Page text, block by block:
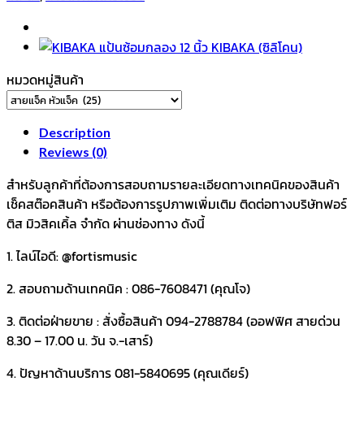
หมวดหมู่สินค้า
Description
Reviews (0)
สำหรับลูกค้าที่ต้องการสอบถามรายละเอียดทางเทคนิคของสินค้า
เช็คสต๊อคสินค้า หรือต้องการรูปภาพเพิ่มเติม ติดต่อทางบริษัทฟอร์
ติส มิวสิคเคิ้ล จำกัด ผ่านช่องทาง ดังนี้
1. ไลน์ไอดี: @fortismusic
2. สอบถามด้านเทคนิค : 086-7608471 (คุณโจ)
3. ติดต่อฝ่ายขาย : สั่งซื้อสินค้า 094-2788784 (ออฟฟิศ สายด่วน
8.30 – 17.00 น. วัน จ.-เสาร์)
4. ปัญหาด้านบริการ 081-5840695 (คุณเดียร์)